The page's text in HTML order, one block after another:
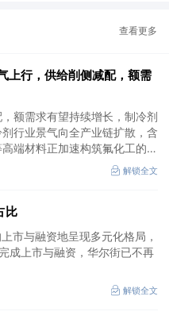
查看更多
上行，供给削侧减配，额需
额需求有望持续增长，制冷剂
行业景气向全产业链扩散，含
端材料正加速构筑氟化工的第
趋势驱动下，长期成长空间广
解锁全文
比
市与融资地呈现多元化格局，
成上市与融资，华尔街已不再
解锁全文